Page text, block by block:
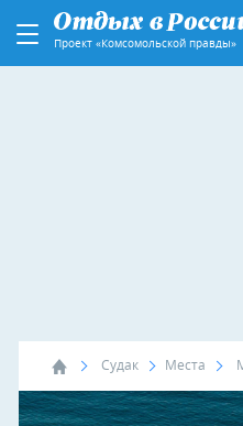
Проект «Комсомольской правды»
Судак Места